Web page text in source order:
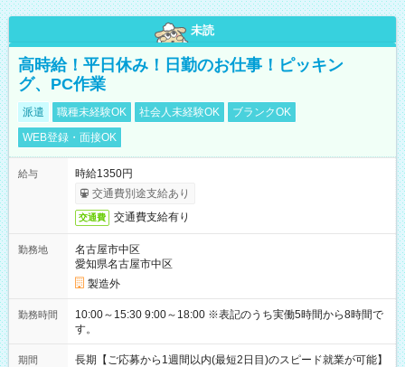
未読
高時給！平日休み！日勤のお仕事！ピッキン
グ、PC作業
派遣 職種未経験OK 社会人未経験OK
ブランクOK
WEB登録・面接OK
給与
時給1350円
交通費別途支給あり
交通費 交通費支給有り
勤務地
名古屋市中区
愛知県名古屋市中区
製造外
勤務時間
10:00～15:30 9:00～18:00 ※表記のうち実働5時間から8時間で
す。
期間
長期【ご応募から1週間以内(最短2日目)のスピード就業が可能】